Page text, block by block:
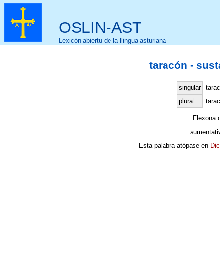
OSLIN-AST
Lexicón abiertu de la llingua asturiana
taracón -
singular
plural
Flexona
Esta palabra atópase en